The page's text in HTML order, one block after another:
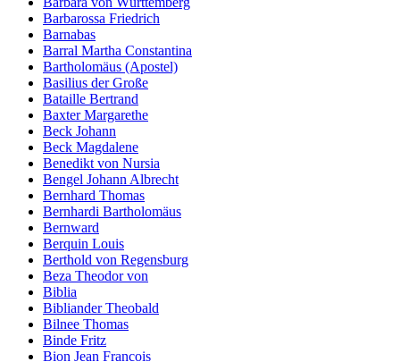
Barbarossa Friedrich
Barnabas
Barral Martha Constantina
Bartholomäus (Apostel)
Basilius der Große
Bataille Bertrand
Baxter Margarethe
Beck Johann
Beck Magdalene
Benedikt von Nursia
Bengel Johann Albrecht
Bernhard Thomas
Bernhardi Bartholomäus
Bernward
Berquin Louis
Berthold von Regensburg
Beza Theodor von
Biblia
Bibliander Theobald
Bilnee Thomas
Binde Fritz
Bion Jean Francois